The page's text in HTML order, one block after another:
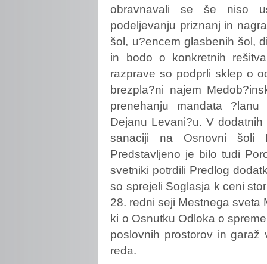
obravnavali se še niso
podeljevanju priznanj in
šol, u?encem glasbenih šol,
in bodo o konkretnih
razprave so podprli sklep o
brezpla?ni najem
prenehanju mandata
Dejanu Levani?u. V
sanaciji na Osnovni šoli
Predstavljeno je bilo tudi
svetniki potrdili Predlog
so sprejeli Soglasja k ceni
28. redni seji Mestnega sveta
ki o Osnutku Odloka o
poslovnih prostorov in
reda.